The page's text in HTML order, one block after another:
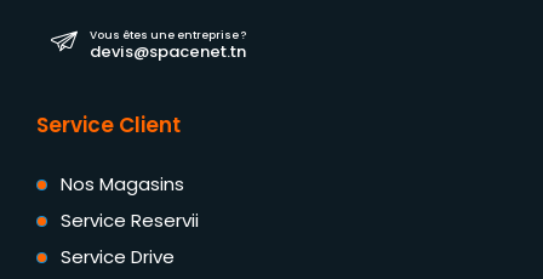
Vous êtes une entreprise ?
devis@spacenet.tn
Service Client
Nos Magasins
Service Reservii
Service Drive